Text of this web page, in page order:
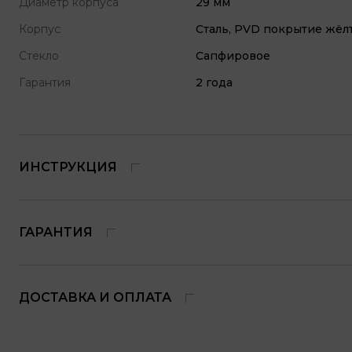
Корпус
Сталь, PVD покрытие
Стекло
Сапфировое
Гарантия
2 года
ИНСТРУКЦИЯ
ГАРАНТИЯ
ДОСТАВКА И ОПЛАТА